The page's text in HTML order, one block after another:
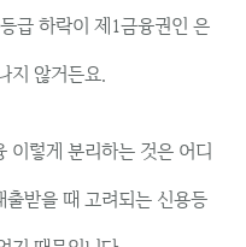
급 하락이 제1금융권인 은
지 않거든요.
이렇게 분리하는 것은 어디
받을 때 고려되는 신용등